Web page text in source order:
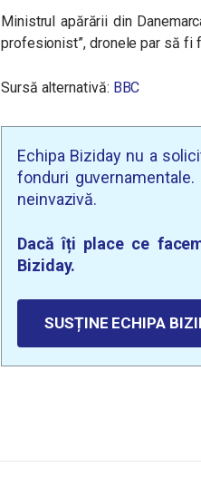
Ministrul apărării din
profesionist”, dronele par să fi
Sursă alternativă: BBC
Echipa Biziday nu a
fonduri
neinvazivă.
Dacă îți place ce
Biziday.
SUSȚINE ECHIPA